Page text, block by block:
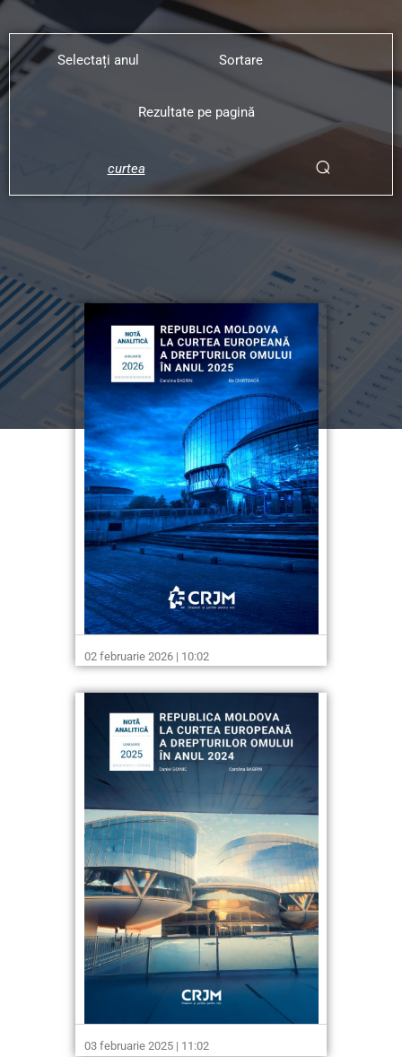
02 februarie 2026 | 10:02
03 februarie 2025 | 11:02